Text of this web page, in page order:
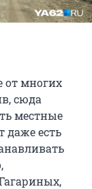
от многих
сюда
местные
даже есть